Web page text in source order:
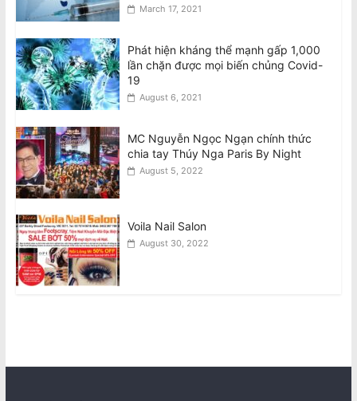
March 17, 2021
Phát hiện kháng thể mạnh gấp 1,000
lần chặn được mọi biến chủng Covid-
19
August 6, 2021
MC Nguyễn Ngọc Ngạn chính thức
chia tay Thúy Nga Paris By Night
August 5, 2022
Voila Nail Salon
August 30, 2022